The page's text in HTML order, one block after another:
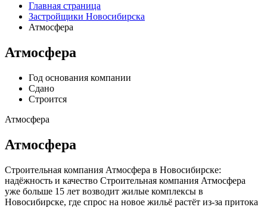
Главная страница
Застройщики Новосибирска
Атмосфера
Атмосфера
Год основания компании
Сдано
Строится
Атмосфера
Атмосфера
Строительная компания Атмосфера в Новосибирске:
надёжность и качество Строительная компания Атмосфера
уже больше 15 лет возводит жилые комплексы в
Новосибирске, где спрос на новое жильё растёт из-за притока